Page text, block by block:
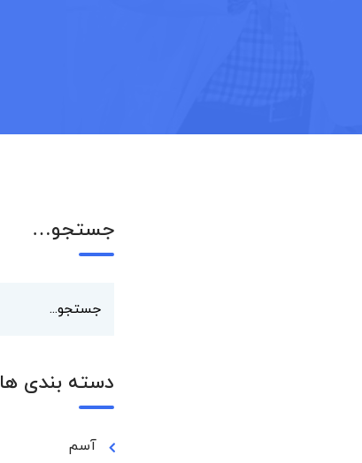
جستجو…
دسته بندی ها
آسم